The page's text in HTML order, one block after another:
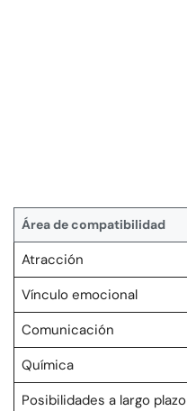
Área de compatibilidad
Atracción
Vínculo emocional
Comunicación
Química
Posibilidades a largo plazo